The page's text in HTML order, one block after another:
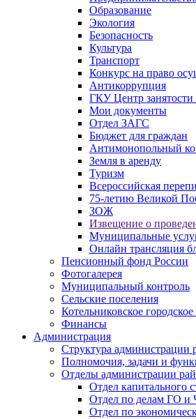
Образование
Экология
Безопасность
Культура
Транспорт
Конкурс на право
Антикоррупция
ГКУ Центр занятости
Мои документы
Отдел ЗАГС
Бюджет для граждан
Антимонопольный
Земля в аренду
Туризм
Всероссийская
75-летию Великой
ЗОЖ
Извещение о
Муниципальные
Онлайн трансляция
Пенсионный фонд России
Фотогалерея
Муниципальный контроль
Сельские поселения
Котельниковское
Финансы
Администрация
Структура администрации
Полномочия, задачи и
Отделы администрации
Отдел капитального
Отдел по делам ГО и
Отдел по